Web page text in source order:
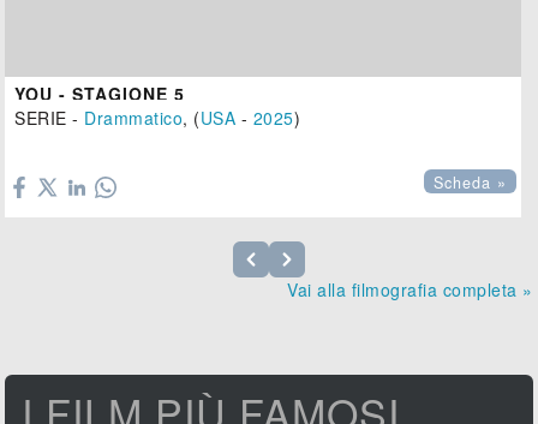
YOU - STAGIONE 5
SERIE - Drammatico, (USA - 2025)
Scheda »
Vai alla filmografia completa »